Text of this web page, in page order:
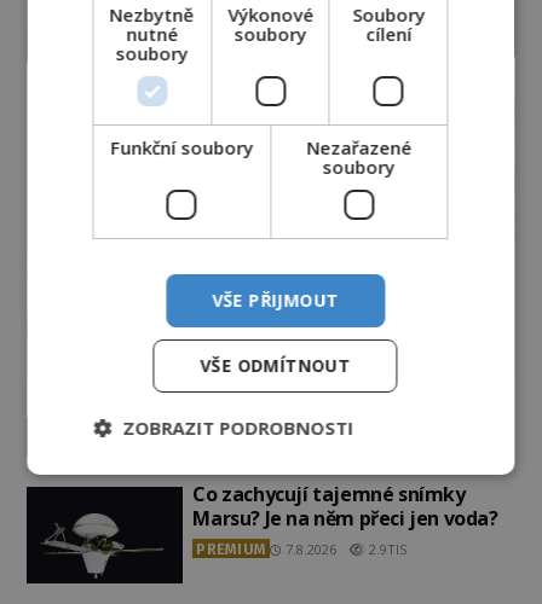
Vesmír a technologie
Co zachycují tajemné snímky
Marsu? Je na něm přeci jen voda?
PREMIUM 7.8.2026 2.9TIS
Nezbytně
nutné
soubory
Výkonové
soubory
Soubory
cílení
Funkční soubory
Nezařazené
soubory
VŠE PŘIJMOUT
VŠE ODMÍTNOUT
ZOBRAZIT PODROBNOSTI